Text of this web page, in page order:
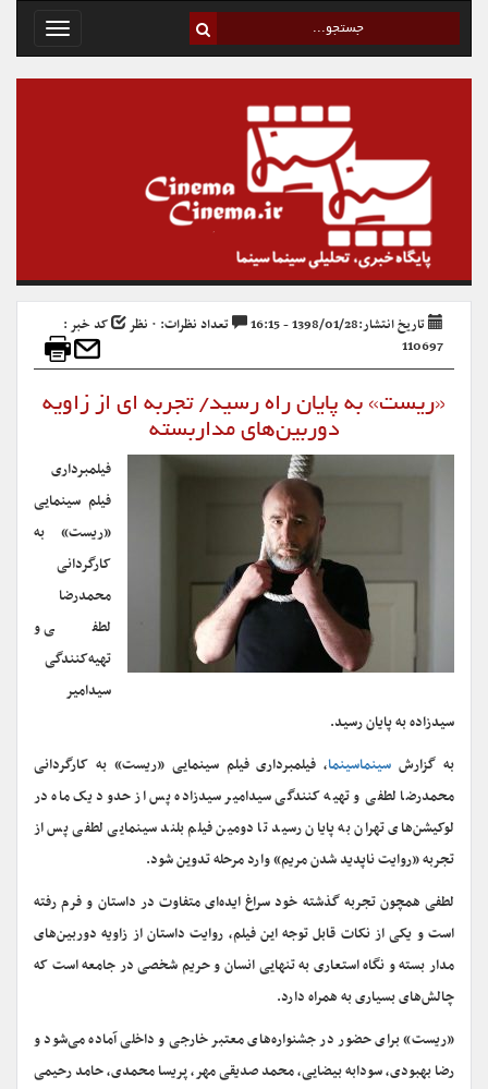
Toggle
تاریخ انتشار:1398/01/28 - 16:15 تعداد نظرات: ۰ نظر
کد خبر :
110697
«ریست» به پایان راه رسید/ تجربه ای از زاویه
دوربین‌های مداربسته
فیلمبرداری
فیلم سینمایی
«ریست» به
کارگردانی
محمدرضا
لطفی و
تهیه‌کنندگی
سیدامیر
سیدزاده به پایان رسید.
به گزارش سینماسینما، فیلمبرداری فیلم سینمایی «ریست» به کارگردانی
محمدرضا لطفی و تهیه کنندگی سیدامیر سیدزاده پس از حدود یک ماه در
لوکیشن‌های تهران به پایان رسید تا دومین فیلم بلند سینمایی لطفی پس از
تجربه «روایت ناپدید شدن مریم» وارد مرحله تدوین شود.
لطفی همچون تجربه گذشته خود سراغ ایده‌ای متفاوت در داستان و فرم رفته
است و یکی از نکات قابل توجه این فیلم، روایت داستان از زاویه دوربین‌های
مدار بسته و نگاه استعاری به تنهایی انسان و حریم شخصی در جامعه است که
چالش‌های بسیاری به همراه دارد.
«ریست» برای حضور در جشنواره‌های معتبر خارجی و داخلی آماده می‌شود و
رضا بهبودی، سودابه بیضایی، محمد صدیقی مهر، پریسا محمدی، حامد رحیمی